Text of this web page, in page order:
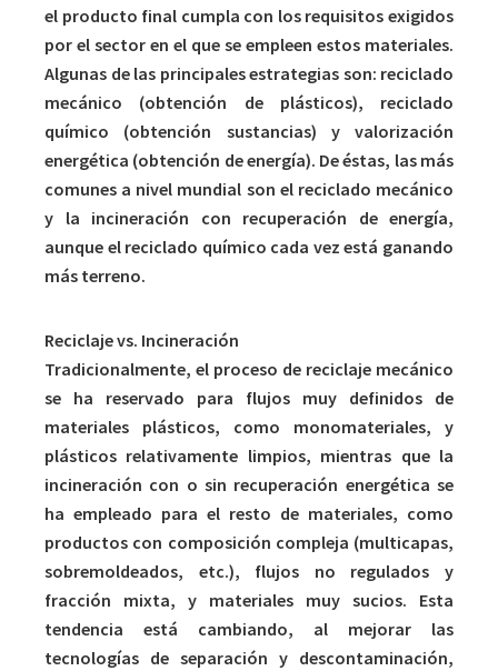
el producto final cumpla con los requisitos exigidos
por el sector en el que se empleen estos materiales.
Algunas de las principales estrategias son: reciclado
mecánico (obtención de plásticos), reciclado
químico (obtención sustancias) y valorización
energética (obtención de energía). De éstas, las más
comunes a nivel mundial son el reciclado mecánico
y la incineración con recuperación de energía,
aunque el reciclado químico cada vez está ganando
más terreno.
Reciclaje vs. Incineración
Tradicionalmente, el proceso de reciclaje mecánico
se ha reservado para flujos muy definidos de
materiales plásticos, como monomateriales, y
plásticos relativamente limpios, mientras que la
incineración con o sin recuperación energética se
ha empleado para el resto de materiales, como
productos con composición compleja (multicapas,
sobremoldeados, etc.), flujos no regulados y
fracción mixta, y materiales muy sucios. Esta
tendencia está cambiando, al mejorar las
tecnologías de separación y descontaminación,